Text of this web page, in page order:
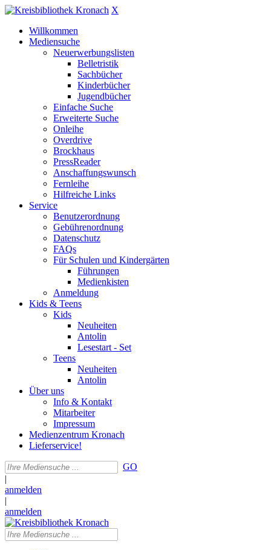
X
Willkommen
Mediensuche
Neuerwerbungslisten
Belletristik
Sachbücher
Kinderbücher
Jugendbücher
Einfache Suche
Erweiterte Suche
Onleihe
Overdrive
Brockhaus
PressReader
Anschaffungswunsch
Fernleihe
Hilfreiche Links
Service
Benutzerordnung
Gebührenordnung
Datenschutz
FAQs
Für Schulen und Kindergärten
Führungen
Medienkisten
Anmeldung
Kids & Teens
Kids
Neuheiten
Antolin
Lesestart - Set
Teens
Neuheiten
Antolin
Über uns
Info & Kontakt
Mitarbeiter
Impressum
Medienzentrum Kronach
Lieferservice!
GO
|
anmelden
|
anmelden